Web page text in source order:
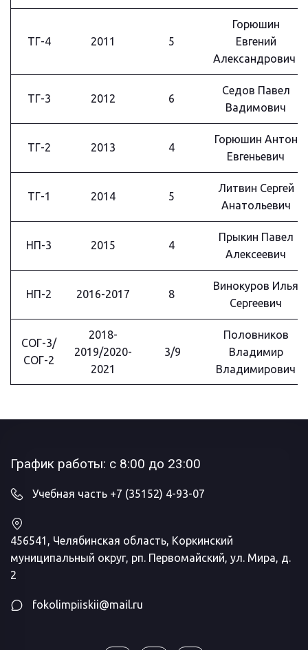
ТГ-4 2011 5
Горюшин
Евгений
Александрович
ТГ-3 2012 6
Седов Павел
Вадимович
ТГ-2 2013 4
Горюшин Антон
Евгеньевич
ТГ-1 2014 5
Литвин Сергей
Анатольевич
НП-3 2015 4
Прыкин Павел
Алексеевич
НП-2 2016-2017 8
Винокуров Илья
Сергеевич
СОГ-3/
СОГ-2
2018-
2019/2020-
2021
3/9
Половников
Владимир
Владимирович
График работы: с 8:00 до 23:00
456541, Челябинская область, Коркинский
муниципальный округ, рп. Первомайский, ул. Мира, д.
2
Учебная часть +7 (35152) 4-93-07
fokolimpiiskii@mail.ru